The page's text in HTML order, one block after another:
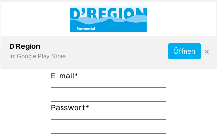
Abonnieren
E-mail*
Passwort*
D'Region
Im Google Play Store
Öffnen ×